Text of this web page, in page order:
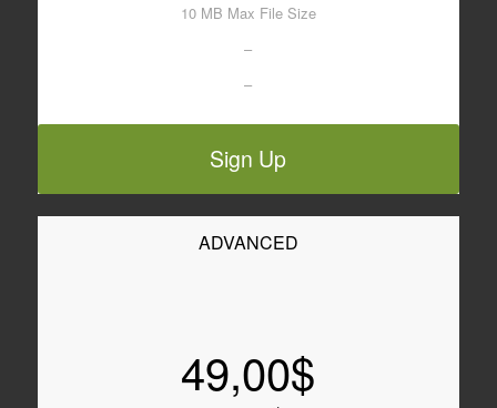
10 MB Max File Size
–
–
Sign Up
ADVANCED
49,00$